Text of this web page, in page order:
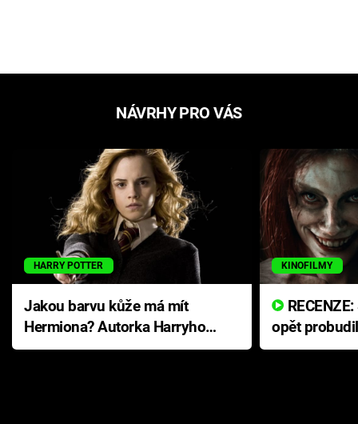
NÁVRHY PRO VÁS
HARRY POTTER
Jakou barvu kůže má mít
Hermiona? Autorka Harryho
Pottera přišla s ráznou
KINOFILMY
opět
přichází s